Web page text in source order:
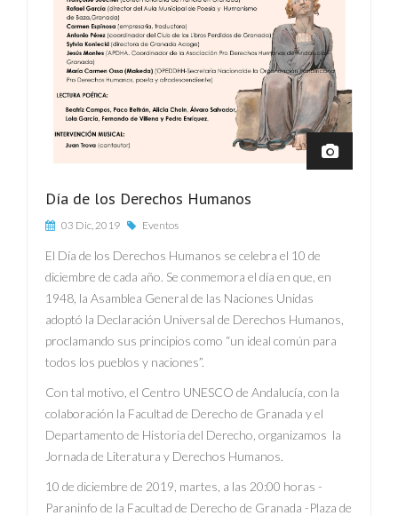
Día de los Derechos Humanos
03 Dic, 2019 Eventos
El Día de los Derechos Humanos se celebra el 10 de
diciembre de cada año. Se conmemora el día en que, en
1948, la Asamblea General de las Naciones Unidas
adoptó la Declaración Universal de Derechos Humanos,
proclamando sus principios como “un ideal común para
todos los pueblos y naciones”.
Con tal motivo, el Centro UNESCO de Andalucía, con la
colaboración la Facultad de Derecho de Granada y el
Departamento de Historia del Derecho, organizamos la
Jornada de Literatura y Derechos Humanos.
10 de diciembre de 2019, martes, a las 20:00 horas -
Paraninfo de la Facultad de Derecho de Granada -Plaza de